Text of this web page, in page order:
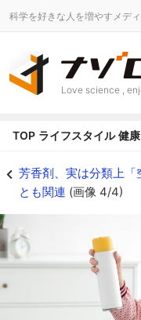
科学を好きな人を増やすメデ
Love science ,
TOP ライフスタイル 健康
芳香剤、実は分類上「
とも関連 (画像 4/4)